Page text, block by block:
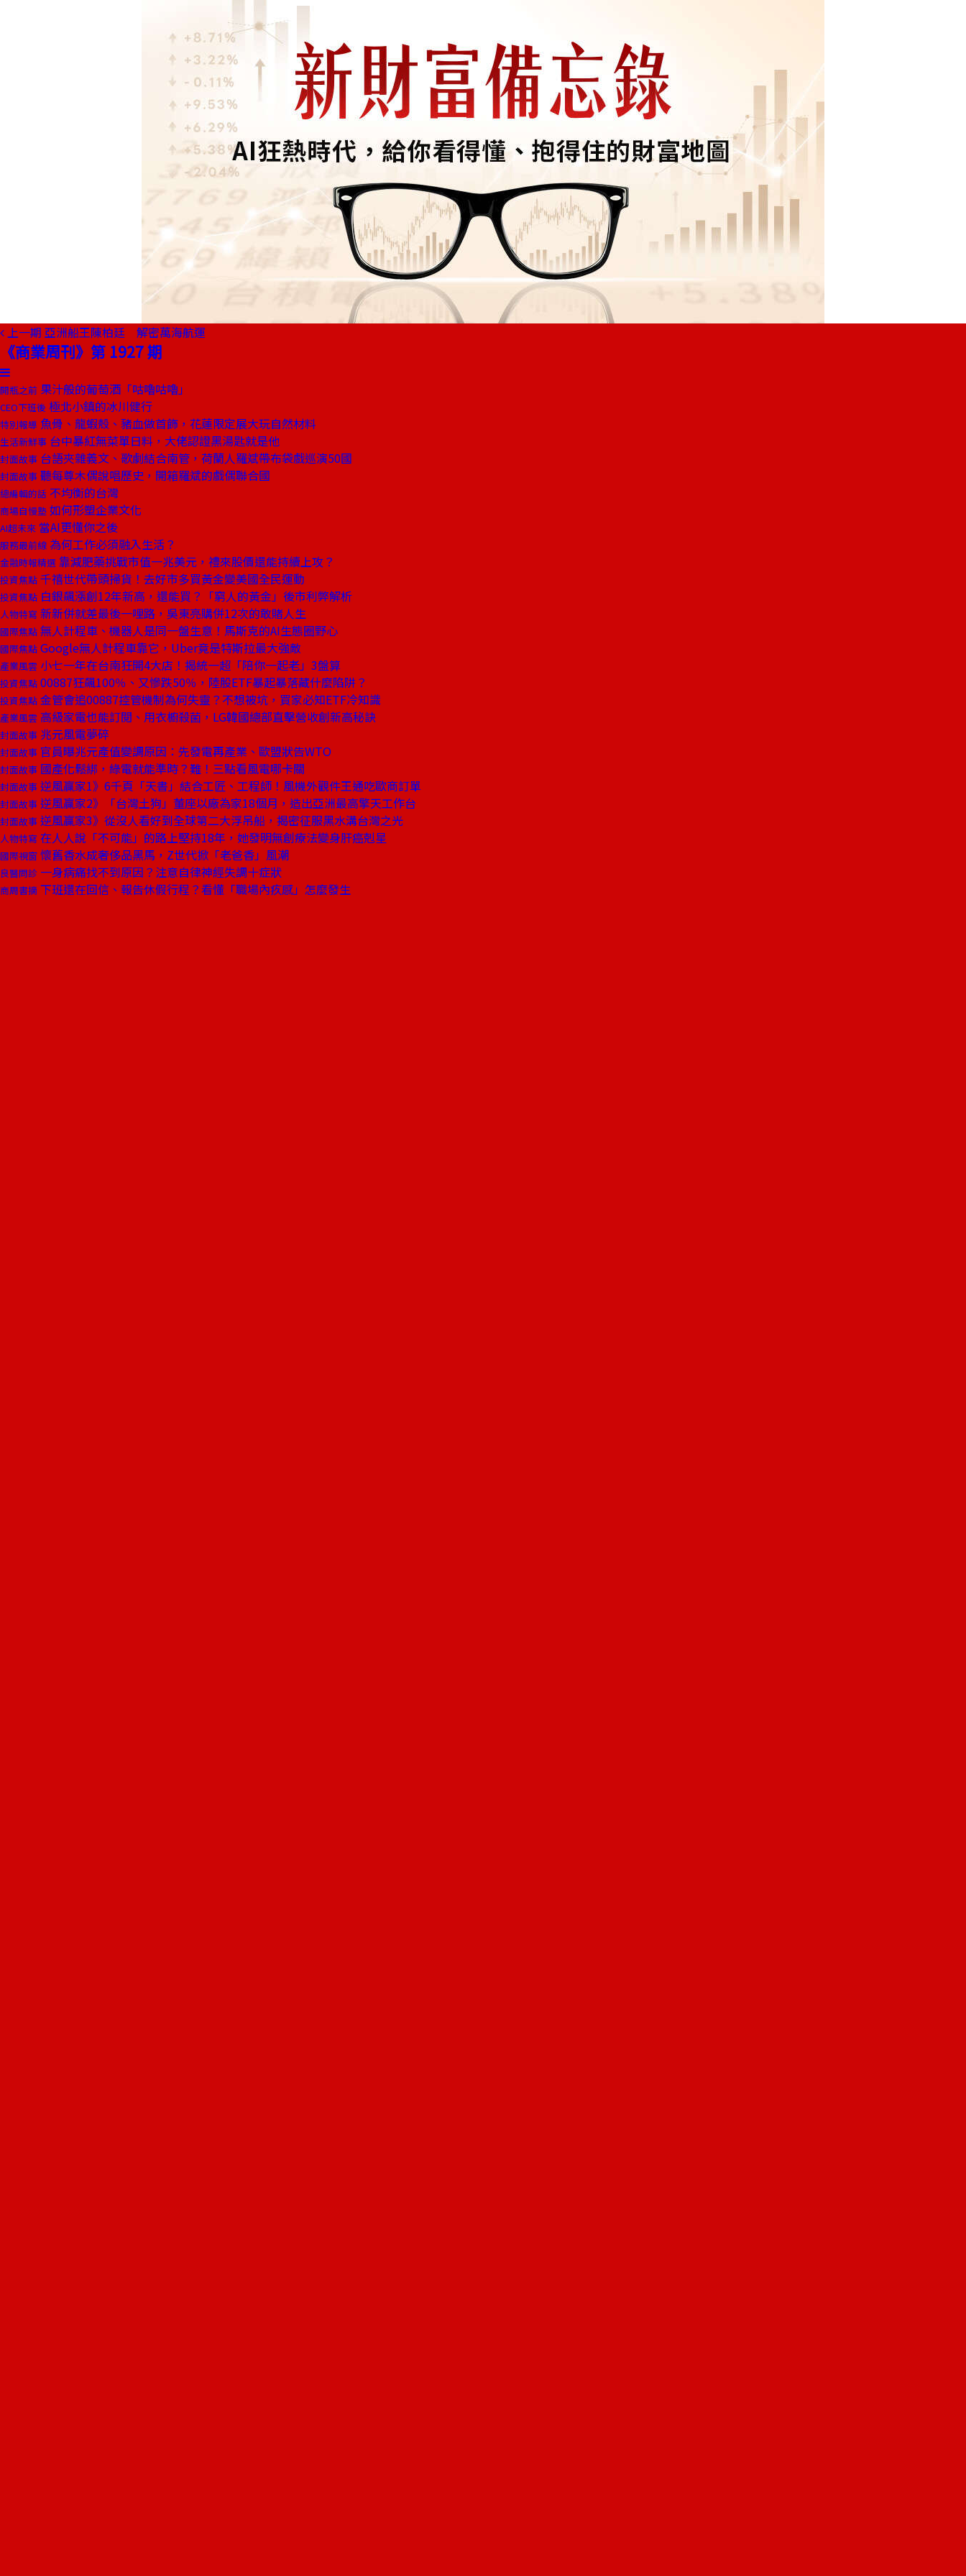
上一期 亞洲船王陳柏廷 解密萬海航運
《商業周刊》第 1927 期
開瓶之前 果汁般的葡萄酒「咕嚕咕嚕」
CEO下班後 極北小鎮的冰川健行
特別報導 魚骨、龍蝦殼、豬血做首飾，花蓮限定展大玩自然材料
生活新鮮事 台中暴紅無菜單日料，大佬認證黑湯匙就是他
封面故事 台語夾雜義文、歌劇結合南管，荷蘭人羅斌帶布袋戲巡演50國
封面故事 聽每尊木偶說唱歷史，開箱羅斌的戲偶聯合國
總編輯的話 不均衡的台灣
商場自慢塾 如何形塑企業文化
AI超未來 當AI更懂你之後
服務最前線 為何工作必須融入生活？
金融時報精選 靠減肥藥挑戰市值一兆美元，禮來股價還能持續上攻？
投資焦點 千禧世代帶頭掃貨！去好市多買黃金變美國全民運動
投資焦點 白銀飆漲創12年新高，還能買？「窮人的黃金」後市利弊解析
人物特寫 新新併就差最後一哩路，吳東亮購併12次的敢賭人生
國際焦點 無人計程車、機器人是同一盤生意！馬斯克的AI生態圈野心
國際焦點 Google無人計程車靠它，Uber竟是特斯拉最大強敵
產業風雲 小七一年在台南狂開4大店！揭統一超「陪你一起老」3盤算
投資焦點 00887狂飆100％、又慘跌50％，陸股ETF暴起暴落藏什麼陷阱？
投資焦點 金管會追00887控管機制為何失靈？不想被坑，買家必知ETF冷知識
產業風雲 高級家電也能訂閱、用衣櫥殺菌，LG韓國總部直擊營收創新高秘訣
封面故事 兆元風電夢碎
封面故事 官員曝兆元產值變調原因：先發電再產業、歐盟狀告WTO
封面故事 國產化鬆綁，綠電就能準時？難！三點看風電哪卡關
封面故事 逆風贏家1》6千頁「天書」結合工匠、工程師！風機外觀件王通吃歐商訂單
封面故事 逆風贏家2》「台灣土狗」董座以廠為家18個月，造出亞洲最高擎天工作台
封面故事 逆風贏家3》從沒人看好到全球第二大浮吊船，揭密征服黑水溝台灣之光
人物特寫 在人人說「不可能」的路上堅持18年，她發明無創療法變身肝癌剋星
國際視窗 懷舊香水成奢侈品黑馬，Z世代掀「老爸香」風潮
良醫問診 一身病痛找不到原因？注意自律神經失調十症狀
商周書摘 下班還在回信、報告休假行程？看懂「職場內疚感」怎麼發生